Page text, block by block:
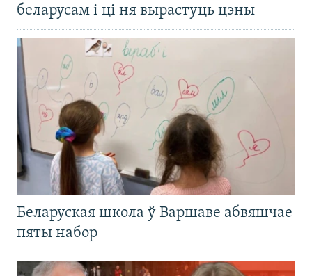
беларусам і ці ня вырастуць цэны
Беларуская школа ў Варшаве абвяшчае
пяты набор